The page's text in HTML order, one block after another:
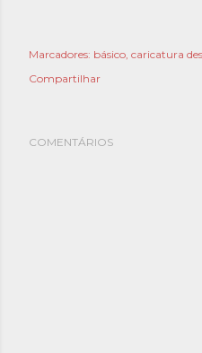
Marcadores: básico caricatura
Compartilhar
COMENTÁRIOS